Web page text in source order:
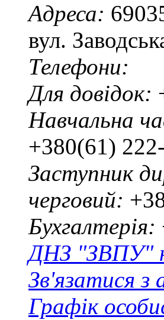
Адреса:
вул.
Телефони:
Для довідок:
Навчальна
+380(61)
Заступник
черговий:
Бухгалтерія:
ДНЗ "ЗВПУ"
Зв'язатися з
Графік